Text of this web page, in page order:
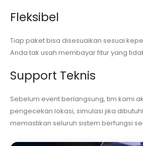
Fleksibel
Tiap paket bisa disesuaikan sesuai
Anda tak usah membayar fitur yang
Support Teknis
Sebelum event berlangsung, tim kami
pengecekan lokasi, simulasi jika
memastikan seluruh sistem berfungsi